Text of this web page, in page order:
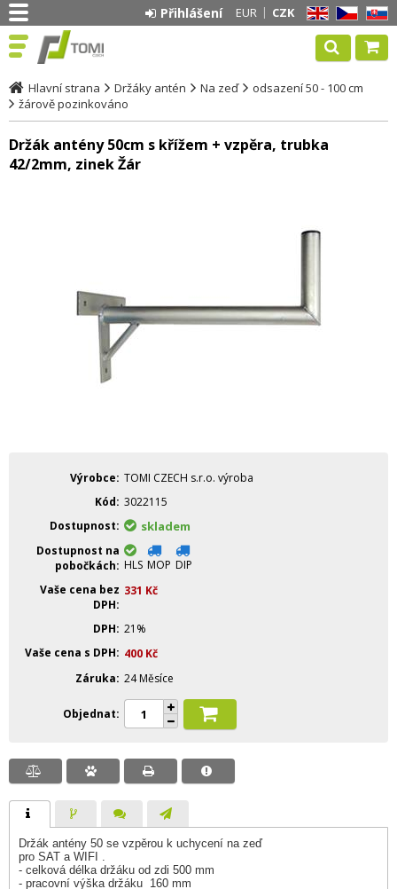
EN CZ SK
EUR CZK
Přihlášení
Hlavní strana Držáky antén Na zeď
odsazení 50 - 100 cm
žárově pozinkováno
Držák antény 50cm s křížem + vzpěra, trubka
42/2mm, zinek Žár
Výrobce TOMI CZECH s.r.o. výroba
Kód 3022115
Dostupnost
skladem
Dostupnost na
pobočkách
HLS MOP DIP
Vaše cena bez
DPH
331 Kč
DPH 21%
Vaše cena s DPH
400 Kč
Záruka 24 Měsíce
Objednat
Držák antény 50 se vzpěrou k uchycení na zeď
pro SAT a WIFI .
- celková délka držáku od zdi 500 mm
- pracovní výška držáku 160 mm